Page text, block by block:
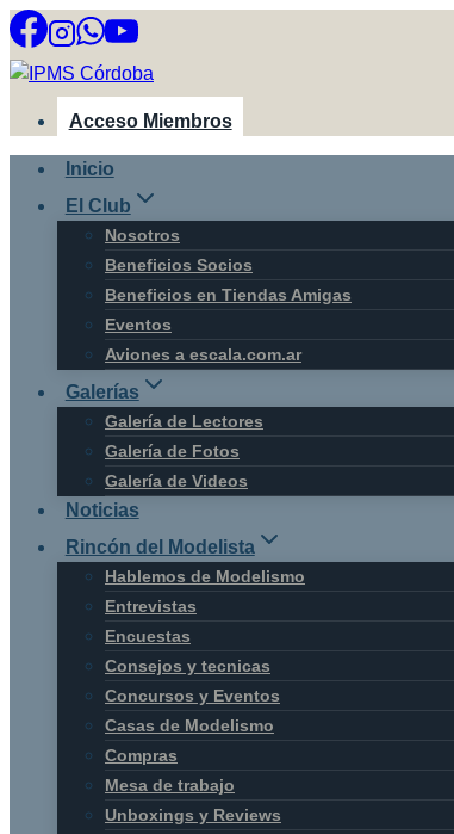
Saltar
al
contenido
Acceso Miembros
Inicio
El Club
Nosotros
Beneficios Socios
Beneficios en Tiendas Amigas
Eventos
Aviones a escala.com.ar
Galerías
Galería de Lectores
Galería de Fotos
Galería de Videos
Noticias
Rincón del Modelista
Hablemos de Modelismo
Entrevistas
Encuestas
Consejos y tecnicas
Concursos y Eventos
Casas de Modelismo
Compras
Mesa de trabajo
Unboxings y Reviews